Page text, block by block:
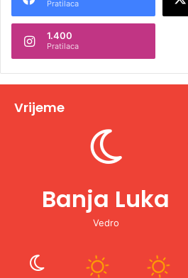
n
t
v
Pratilaca
1.400
Pratilaca
Vrijeme
Banja Luka
Vedro